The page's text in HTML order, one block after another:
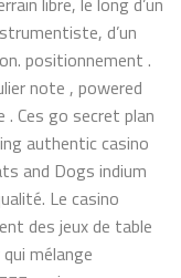
d’un
positionnement .
note , powered
Ces go secret plan
authentic casino
and Dogs indium
Le casino
des jeux de table
mélange